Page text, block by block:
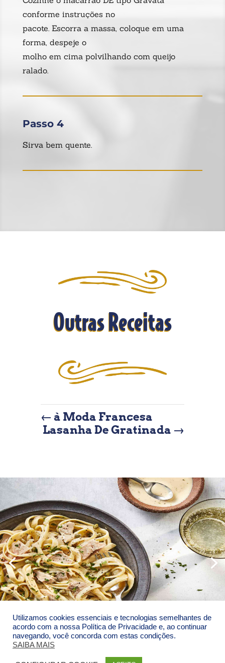
conforme instruções no
pacote. Escorra a massa, coloque em uma
forma, despeje o
molho em cima polvilhando com queijo
ralado.
Passo 4
Sirva bem quente.
Outras Receitas
← à Moda Francesa
Lasanha De Gratinada →
Utilizamos cookies essenciais e tecnologias semelhantes de
acordo com a nossa Política de Privacidade e, ao continuar
navegando, você concorda com estas condições.
SAIBA MAIS